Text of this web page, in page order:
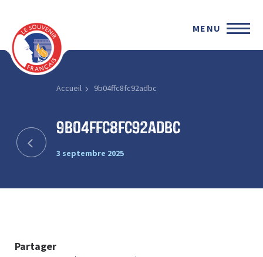
MENU
Accueil 9b04ffc8fc92adbc
9b04ffc8fc92adbc
3 septembre 2025
Partager